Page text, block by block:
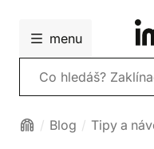
menu
Vyhledávání
Blog Tipy a